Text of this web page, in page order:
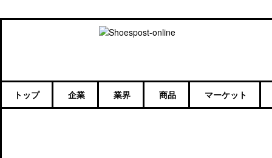
トップ 企業 業界 商品 マーケット